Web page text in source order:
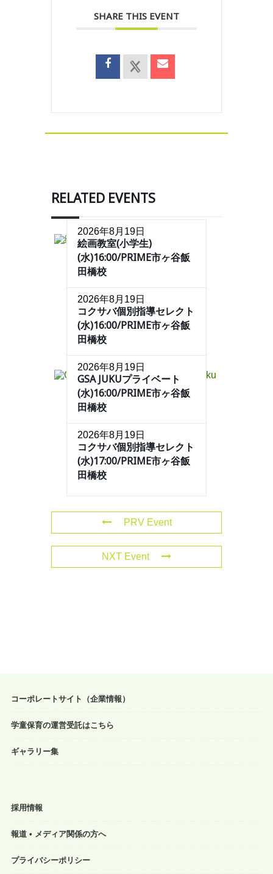
SHARE THIS EVENT
RELATED EVENTS
2026年8月19日
絵画教室(小学生)
(水)16:00/PRIME市ヶ谷飯
田橋校
2026年8月19日
コクサバ個別指導セレクト
(水)16:00/PRIME市ヶ谷飯
田橋校
2026年8月19日
GSA JUKUプライベート
(水)16:00/PRIME市ヶ谷飯
田橋校
2026年8月19日
コクサバ個別指導セレクト
(水)17:00/PRIME市ヶ谷飯
田橋校
PRV Event
NXT Event
コーポレートサイト（企業情報）
学童保育の運営受託はこちら
ギャラリー集
採用情報
報道 • メディア関係の方へ
プライバシーポリシー